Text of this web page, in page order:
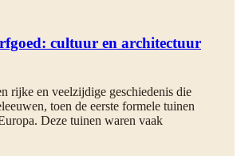
cultuur en architectuur
rijke en veelzijdige geschiedenis die
toen de eerste formele tuinen
Deze tuinen waren vaak